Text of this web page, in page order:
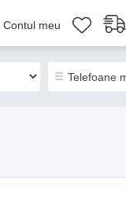
Contul meu